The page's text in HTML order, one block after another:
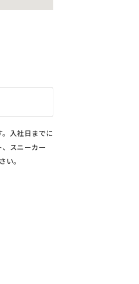
入社日までに
スニーカー
い。